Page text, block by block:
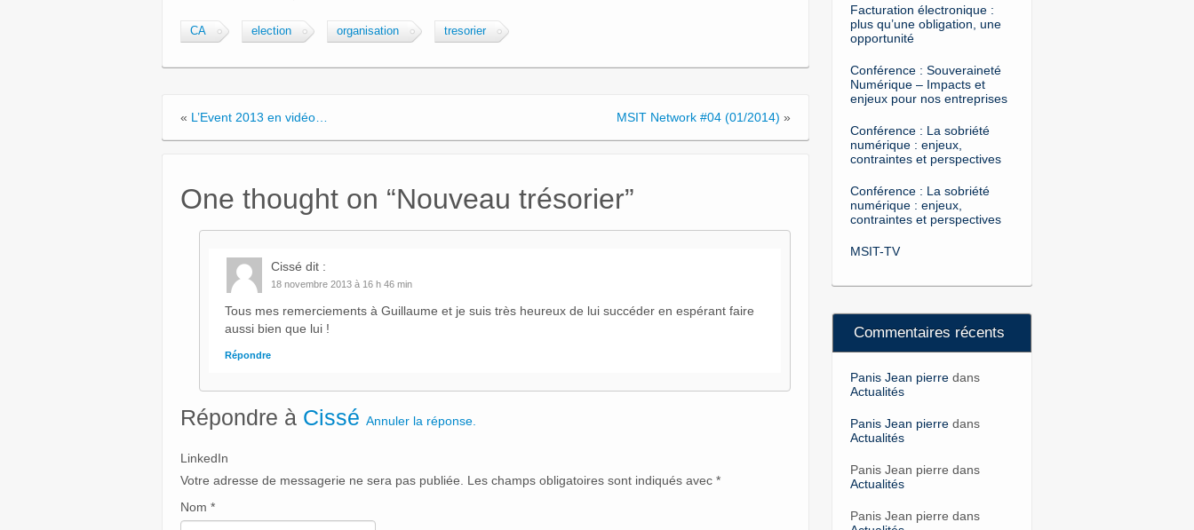
CA election organisation tresorier
« L’Event 2013 en vidéo… MSIT Network #04 (01/2014) »
One thought on “Nouveau trésorier”
Cissé dit :
18 novembre 2013 à 16 h 46 min
Tous mes remerciements à Guillaume et je suis très heureux de lui succéder en espérant faire
aussi bien que lui !
Répondre
Répondre à Cissé Annuler la réponse.
LinkedIn
Votre adresse de messagerie ne sera pas publiée. Les champs obligatoires sont indiqués avec *
Nom *
Facturation électronique :
plus qu’une obligation, une
opportunité
Conférence : Souveraineté
Numérique – Impacts et
enjeux pour nos entreprises
Conférence : La sobriété
numérique : enjeux,
contraintes et perspectives
Conférence : La sobriété
numérique : enjeux,
contraintes et perspectives
MSIT-TV
Commentaires récents
Panis Jean pierredans
Actualités
Panis Jean pierredans
Actualités
Panis Jean pierre dans
Actualités
Panis Jean pierre dans